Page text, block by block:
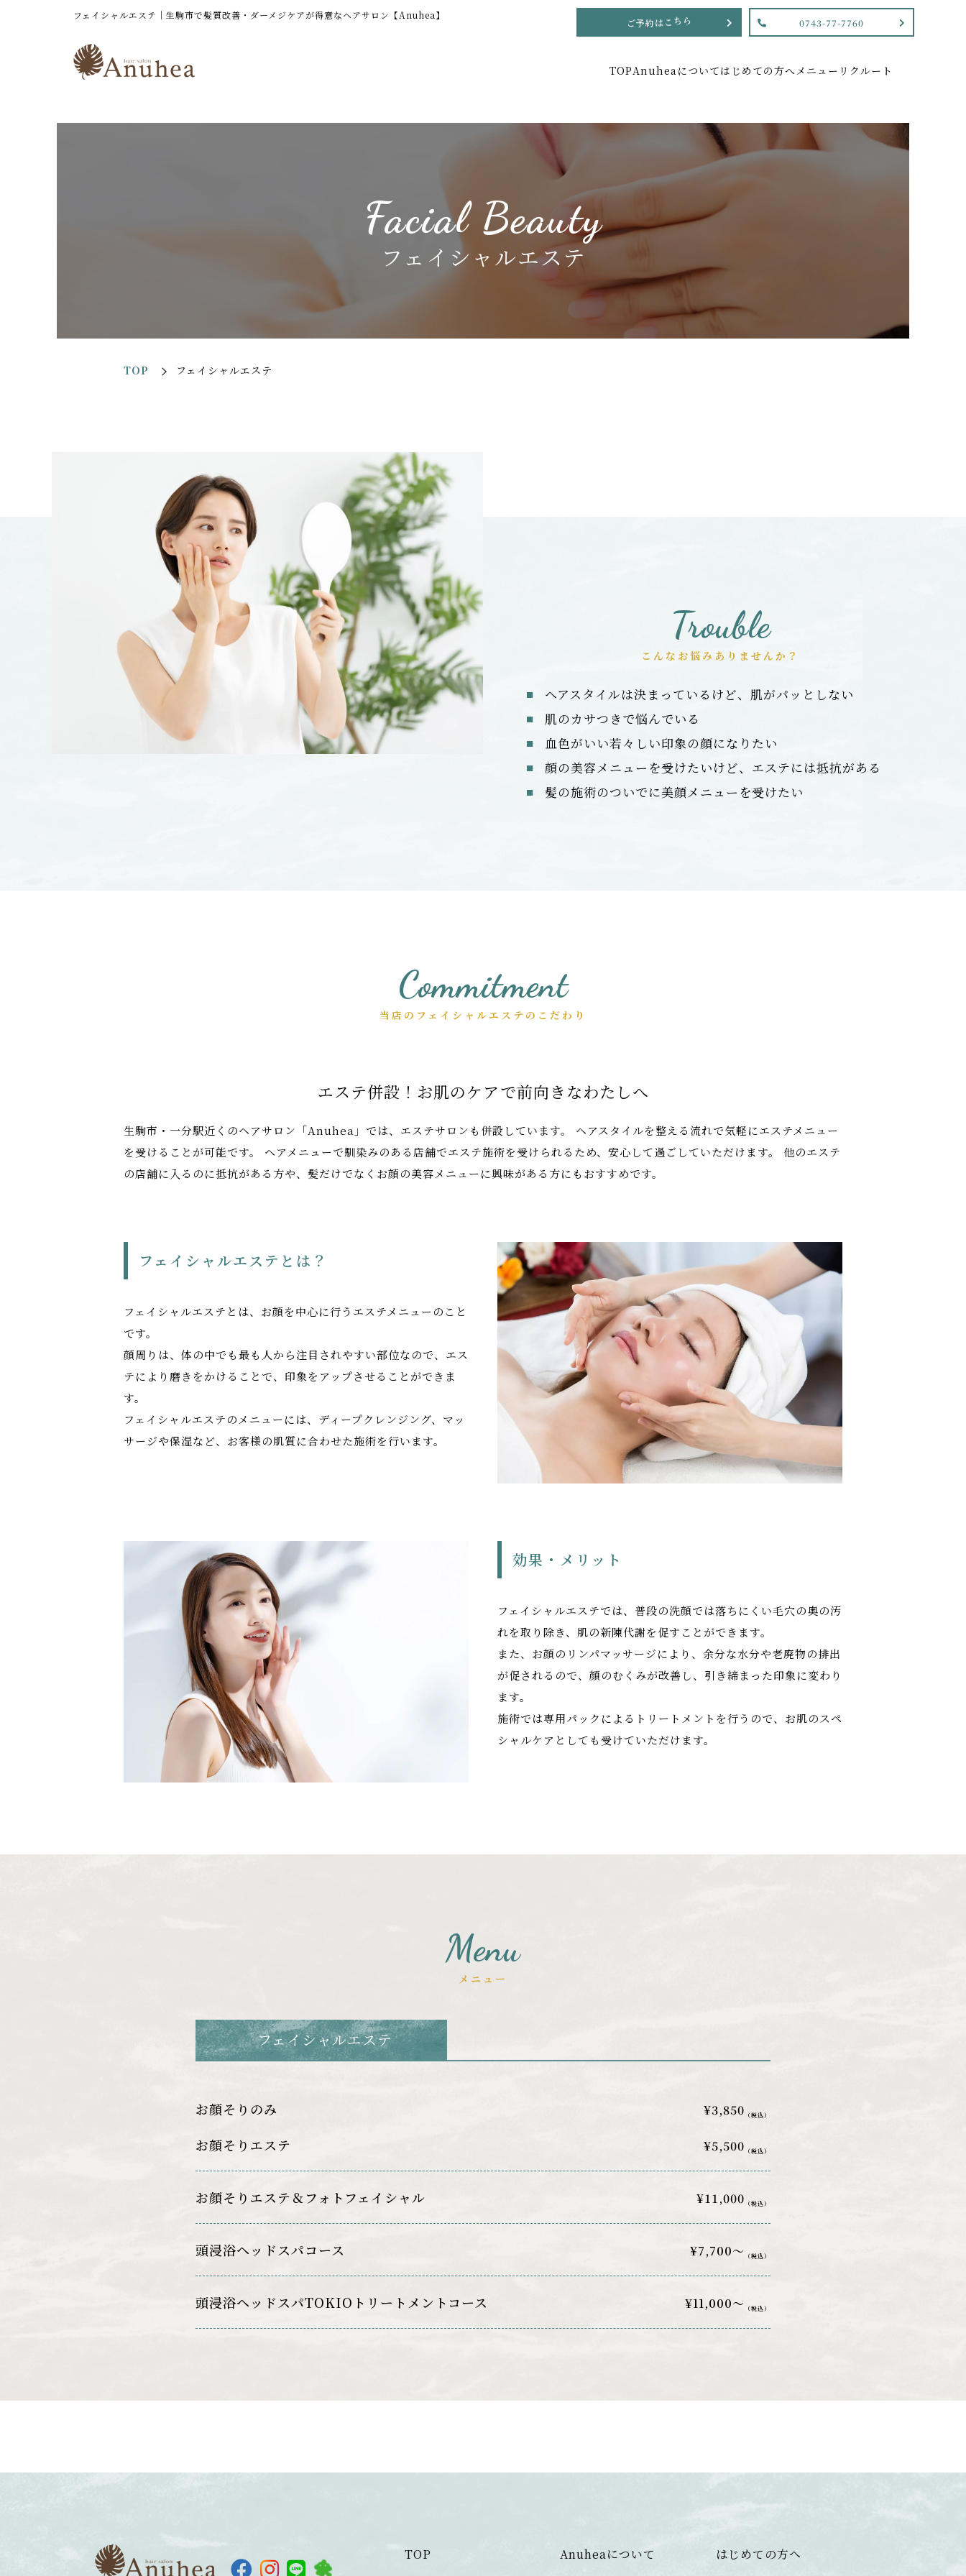
フェイシャルエステ｜生駒市で髪質改善・ダーメジケアが得意なヘアサロン【Anuhea】
ご予約はこ ち ら 0743-77-7760
TOPAnuheaについてはじめての方へメニュー リクルート
Facial Beauty
フェイシャルエステ
TOP フェイシャルエステ
Trouble
こんなお悩みありませんか？
ヘアスタイルは決まっているけど、肌がパッとしない
肌のカサつきで悩んでいる
血色がいい若々しい印象の顔になりたい
顔の美容メニューを受けたいけど、エステには抵抗がある
髪の施術のついでに美顔メニューを受けたい
Commitment
当店のフェイシャルエステのこだわり
エステ併設！お肌のケアで前向きなわたしへ
生駒市・一分駅近くのヘアサロン「Anuhea」では、エステサロンも併設しています。 ヘアスタイルを整える流れで気軽にエステメニュー
を受けることが可能です。 ヘアメニューで馴染みのある店舗でエステ施術を受けられるため、安心して過ごしていただけます。 他のエステ
の店舗に入るのに抵抗がある方や、髪だけでなくお顔の美容メニューに興味がある方にもおすすめです。
フェイシャルエステとは？
フェイシャルエステとは、お顔を中心に行うエステメニューのこと
です。
顔周りは、体の中でも最も人から注目されやすい部位なので、エス
テにより磨きをかけることで、印象をアップさせることができま
す。
フェイシャルエステのメニューには、ディープクレンジング、マッ
サージや保湿など、お客様の肌質に合わせた施術を行います。
効果・メリット
フェイシャルエステでは、普段の洗顔では落ちにくい毛穴の奥の汚
れを取り除き、肌の新陳代謝を促すことができます。
また、お顔のリンパマッサージにより、余分な水分や老廃物の排出
が促されるので、顔のむくみが改善し、引き締まった印象に変わり
ます。
施術では専用パックによるトリートメントを行うので、お肌のスペ
シャルケアとしても受けていただけます。
Menu
メニュー
フェイシャルエステ
お顔そりのみ ¥3,850 （税込）
お顔そりエステ ¥5,500 （税込）
お顔そりエステ＆フォトフェイシャル ¥11,000 （税込）
頭浸浴ヘッドスパコース ¥7,700～ （税込）
頭浸浴ヘッドスパTOKIOトリートメントコース ¥11,000～ （税込）
TOP Anuheaについて
はじめての方へ